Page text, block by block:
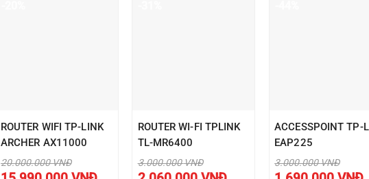
ROUTER WIFI TP-LINK
ARCHER AX11000
20.000.000VNĐ
Giá
gốc
Giá
ROUTER WI-FI TPLINK
TL-MR6400
3.000.000VNĐ
Giá
gốc
Giá
ACCESSPOINT TP-
EAP225
3.000.000VNĐ
Giá
gốc
Giá